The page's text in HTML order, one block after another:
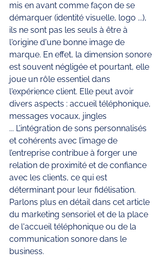
mis en avant comme façon de se
démarquer (identité visuelle, logo ...),
ils ne sont pas les seuls à être à
l'origine d'une bonne image de
marque. En effet, la dimension sonore
est souvent négligée et pourtant, elle
joue un rôle essentiel dans
l'expérience client. Elle peut avoir
divers aspects : accueil téléphonique,
messages vocaux, jingles
... L’intégration de sons personnalisés
et cohérents avec l’image de
l’entreprise contribue à forger une
relation de proximité et de confiance
avec les clients, ce qui est
déterminant pour leur fidélisation.
Parlons plus en détail dans cet article
du marketing sensoriel et de la place
de l'accueil téléphonique ou de la
communication sonore dans le
business.